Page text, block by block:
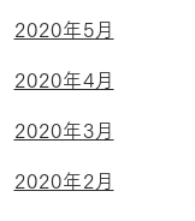
2020年5月
2020年4月
2020年3月
2020年2月